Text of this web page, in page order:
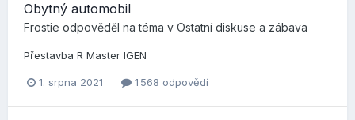
Obytný automobil
Frostie odpověděl na téma v Ostatní diskuse a zábava
Přestavba R Master IGEN
1. srpna 2021 1 568 odpovědí